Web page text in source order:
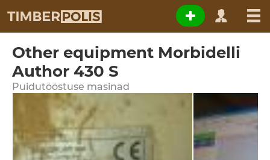
Other equipment Morbidelli
Author 430 S
Puidutööstuse masinad